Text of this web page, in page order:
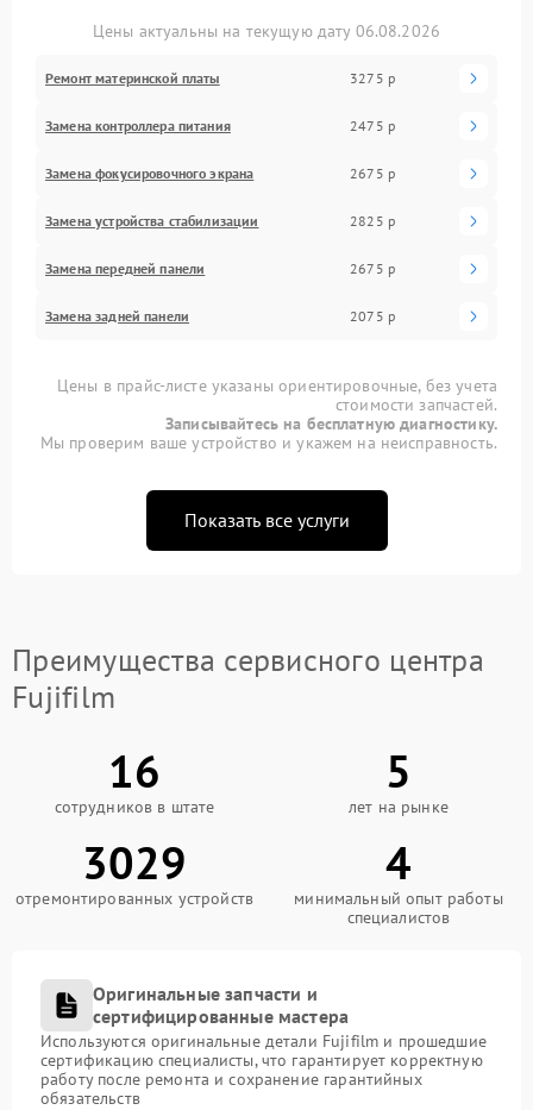
Цены актуальны на текущую дату 06.08.2026
Ремонт материнской платы 3275 р
Замена контроллера питания 2475 р
Замена фокусировочного экрана 2675 р
Замена устройства стабилизации 2825 р
Замена передней панели 2675 р
Замена задней панели 2075 р
Цены в прайс-листе указаны ориентировочные, без учета
стоимости запчастей.
Записывайтесь на бесплатную диагностику.
Мы проверим ваше устройство и укажем на неисправность.
Показать все услуги
Преимущества сервисного центра
Fujifilm
16
сотрудников в штате
5
лет на рынке
3029
отремонтированных устройств
4
минимальный опыт работы
специалистов
Оригинальные запчасти и
сертифицированные мастера
Используются оригинальные детали Fujifilm и прошедшие
сертификацию специалисты, что гарантирует корректную
работу после ремонта и сохранение гарантийных
обязательств